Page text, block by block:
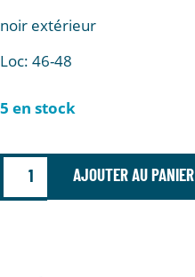
noir extérieur
Loc: 46-48
5 en stock
AJOUTER AU PANIER